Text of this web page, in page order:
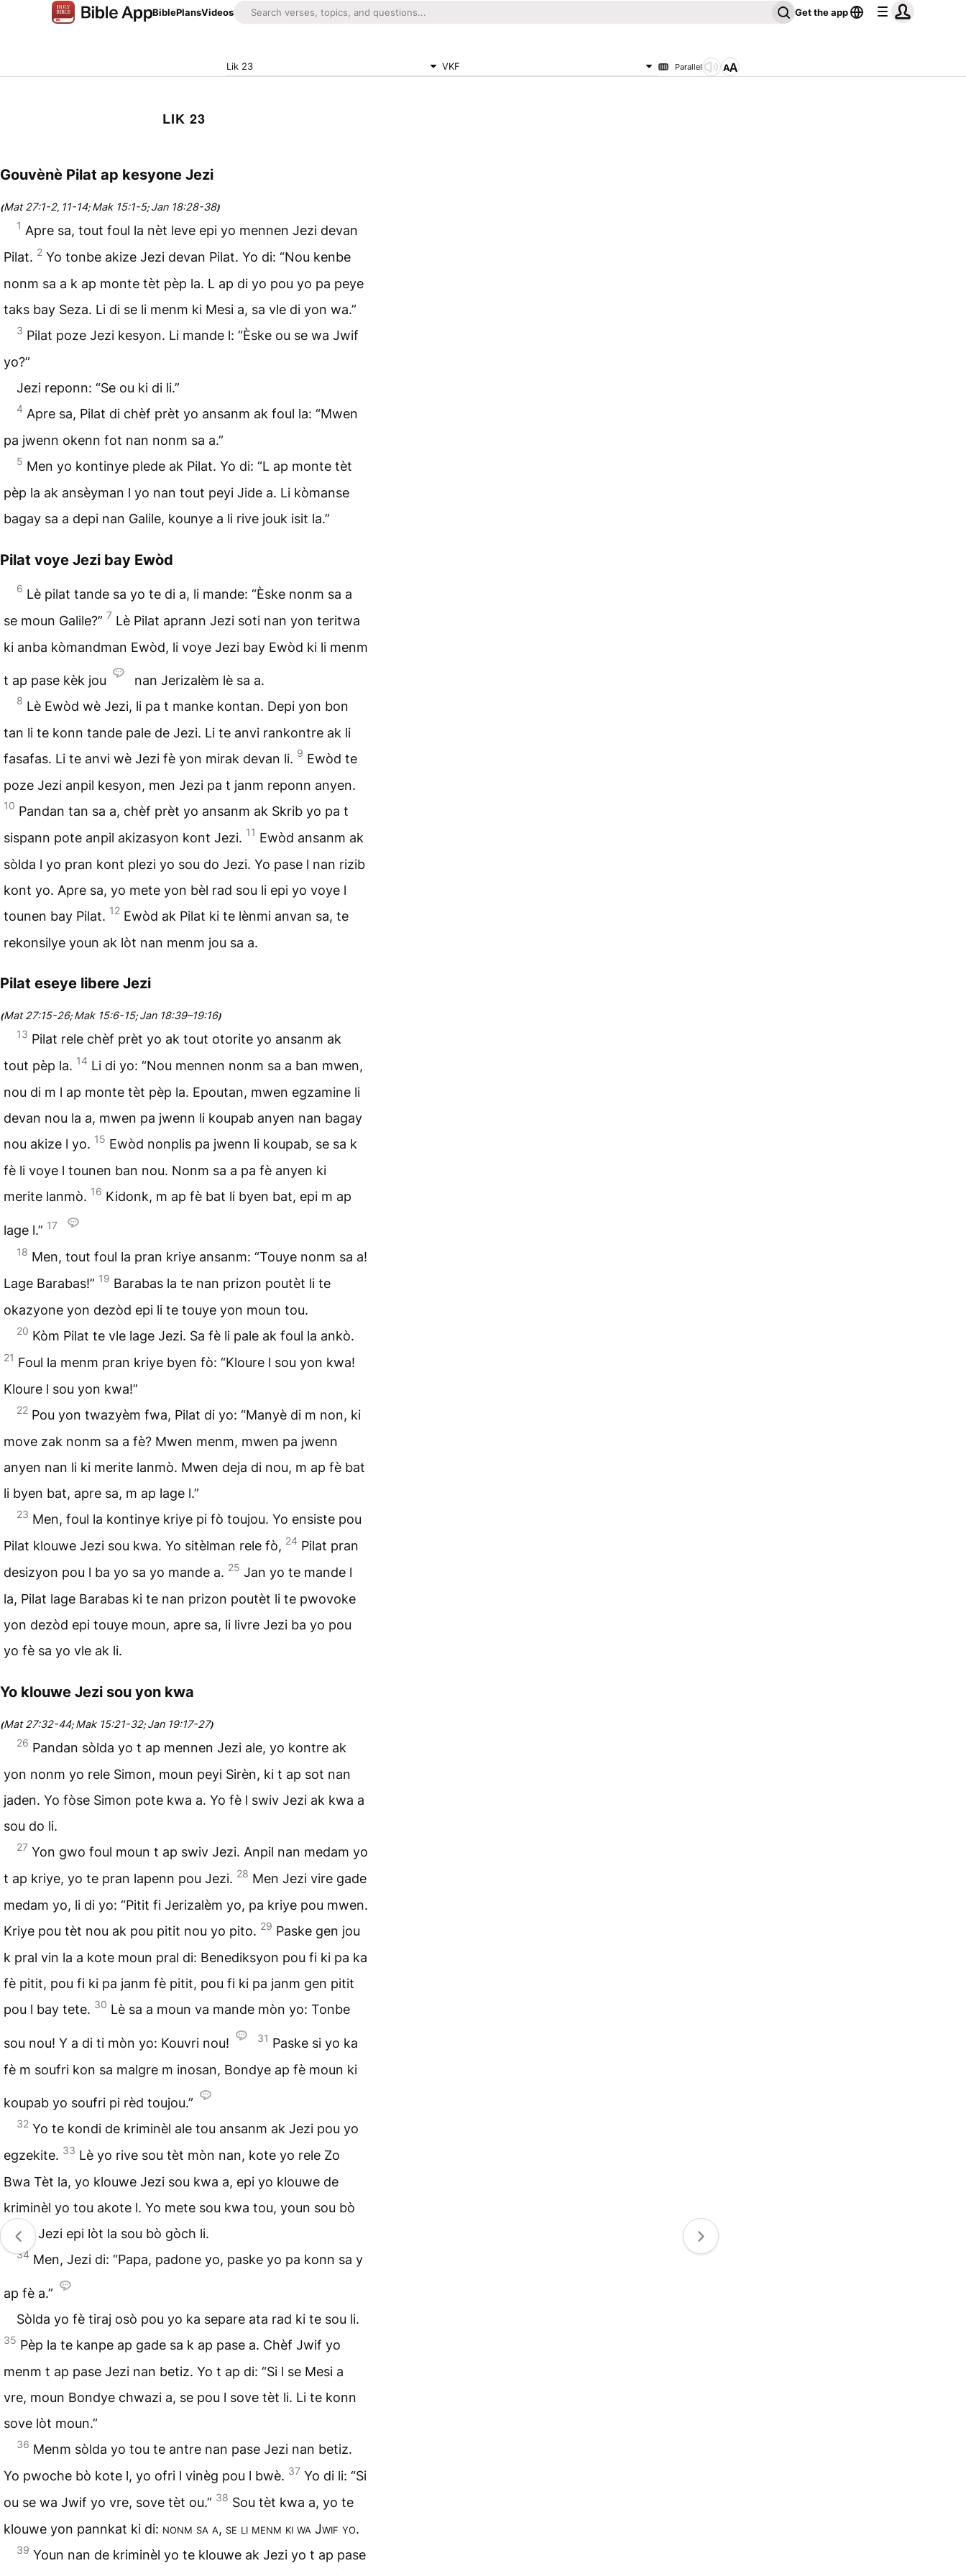
BiblePlansVideos Get the app
Lik 23 VKF Parallel
LIK 23
Gouvènè Pilat ap kesyone Jezi
(Mat 27:1-2, 11-14;Mak 15:1-5;Jan 18:28-38)
1 Apre sa, tout foul la nèt leve epi yo mennen Jezi devan
Pilat. 2 Yo tonbe akize Jezi devan Pilat. Yo di: “Nou kenbe
nonm sa a k ap monte tèt pèp la. L ap di yo pou yo pa peye
taks bay Seza. Li di se li menm ki Mesi a, sa vle di yon wa.”
3 Pilat poze Jezi kesyon. Li mande l: “Èske ou se wa Jwif
yo?”
Jezi reponn: “Se ou ki di li.”
4 Apre sa, Pilat di chèf prèt yo ansanm ak foul la: “Mwen
pa jwenn okenn fot nan nonm sa a.”
5 Men yo kontinye plede ak Pilat. Yo di: “L ap monte tèt
pèp la ak ansèyman l yo nan tout peyi Jide a. Li kòmanse
bagay sa a depi nan Galile, kounye a li rive jouk isit la.”
Pilat voye Jezi bay Ewòd
6 Lè pilat tande sa yo te di a, li mande: “Èske nonm sa a
se moun Galile?” 7 Lè Pilat aprann Jezi soti nan yon teritwa
ki anba kòmandman Ewòd, li voye Jezi bay Ewòd ki li menm
t ap pase kèk jou nan Jerizalèm lè sa a.
8 Lè Ewòd wè Jezi, li pa t manke kontan. Depi yon bon
tan li te konn tande pale de Jezi. Li te anvi rankontre ak li
fasafas. Li te anvi wè Jezi fè yon mirak devan li. 9 Ewòd te
poze Jezi anpil kesyon, men Jezi pa t janm reponn anyen.
10 Pandan tan sa a, chèf prèt yo ansanm ak Skrib yo pa t
sispann pote anpil akizasyon kont Jezi. 11 Ewòd ansanm ak
sòlda l yo pran kont plezi yo sou do Jezi. Yo pase l nan rizib
kont yo. Apre sa, yo mete yon bèl rad sou li epi yo voye l
tounen bay Pilat. 12 Ewòd ak Pilat ki te lènmi anvan sa, te
rekonsilye youn ak lòt nan menm jou sa a.
Pilat eseye libere Jezi
(Mat 27:15-26;Mak 15:6-15;Jan 18:39–19:16)
13 Pilat rele chèf prèt yo ak tout otorite yo ansanm ak
tout pèp la. 14 Li di yo: “Nou mennen nonm sa a ban mwen,
nou di m l ap monte tèt pèp la. Epoutan, mwen egzamine li
devan nou la a, mwen pa jwenn li koupab anyen nan bagay
nou akize l yo. 15 Ewòd nonplis pa jwenn li koupab, se sa k
fè li voye l tounen ban nou. Nonm sa a pa fè anyen ki
merite lanmò. 16 Kidonk, m ap fè bat li byen bat, epi m ap
lage l.” 17
18 Men, tout foul la pran kriye ansanm: “Touye nonm sa a!
Lage Barabas!” 19 Barabas la te nan prizon poutèt li te
okazyone yon dezòd epi li te touye yon moun tou.
20 Kòm Pilat te vle lage Jezi. Sa fè li pale ak foul la ankò.
21 Foul la menm pran kriye byen fò: “Kloure l sou yon kwa!
Kloure l sou yon kwa!”
22 Pou yon twazyèm fwa, Pilat di yo: “Manyè di m non, ki
move zak nonm sa a fè? Mwen menm, mwen pa jwenn
anyen nan li ki merite lanmò. Mwen deja di nou, m ap fè bat
li byen bat, apre sa, m ap lage l.”
23 Men, foul la kontinye kriye pi fò toujou. Yo ensiste pou
Pilat klouwe Jezi sou kwa. Yo sitèlman rele fò, 24 Pilat pran
desizyon pou l ba yo sa yo mande a. 25 Jan yo te mande l
la, Pilat lage Barabas ki te nan prizon poutèt li te pwovoke
yon dezòd epi touye moun, apre sa, li livre Jezi ba yo pou
yo fè sa yo vle ak li.
Yo klouwe Jezi sou yon kwa
(Mat 27:32-44;Mak 15:21-32;Jan 19:17-27)
26 Pandan sòlda yo t ap mennen Jezi ale, yo kontre ak
yon nonm yo rele Simon, moun peyi Sirèn, ki t ap sot nan
jaden. Yo fòse Simon pote kwa a. Yo fè l swiv Jezi ak kwa a
sou do li.
27 Yon gwo foul moun t ap swiv Jezi. Anpil nan medam yo
t ap kriye, yo te pran lapenn pou Jezi. 28 Men Jezi vire gade
medam yo, li di yo: “Pitit fi Jerizalèm yo, pa kriye pou mwen.
Kriye pou tèt nou ak pou pitit nou yo pito. 29 Paske gen jou
k pral vin la a kote moun pral di: Benediksyon pou fi ki pa ka
fè pitit, pou fi ki pa janm fè pitit, pou fi ki pa janm gen pitit
pou l bay tete. 30 Lè sa a moun va mande mòn yo: Tonbe
sou nou! Y a di ti mòn yo: Kouvri nou! 31 Paske si yo ka
fè m soufri kon sa malgre m inosan, Bondye ap fè moun ki
koupab yo soufri pi rèd toujou.”
32 Yo te kondi de kriminèl ale tou ansanm ak Jezi pou yo
egzekite. 33 Lè yo rive sou tèt mòn nan, kote yo rele Zo
Bwa Tèt la, yo klouwe Jezi sou kwa a, epi yo klouwe de
kriminèl yo tou akote l. Yo mete sou kwa tou, youn sou bò
dwat Jezi epi lòt la sou bò gòch li.
34 Men, Jezi di: “Papa, padone yo, paske yo pa konn sa y
ap fè a.”
Sòlda yo fè tiraj osò pou yo ka separe ata rad ki te sou li.
35 Pèp la te kanpe ap gade sa k ap pase a. Chèf Jwif yo
menm t ap pase Jezi nan betiz. Yo t ap di: “Si l se Mesi a
vre, moun Bondye chwazi a, se pou l sove tèt li. Li te konn
sove lòt moun.”
36 Menm sòlda yo tou te antre nan pase Jezi nan betiz.
Yo pwoche bò kote l, yo ofri l vinèg pou l bwè. 37 Yo di li: “Si
ou se wa Jwif yo vre, sove tèt ou.” 38 Sou tèt kwa a, yo te
klouwe yon pannkat ki di: nonm sa a, se li menm ki wa Jwif yo.
39 Youn nan de kriminèl yo te klouwe ak Jezi yo t ap pase